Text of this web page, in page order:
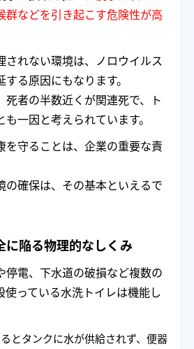
群などを引き起こす危険性が高
されない環境は、ノロウイルス
る原因にもなります。
死者の半数近くが関連死で、ト
一因と考えられています。
を守ることは、企業の重要な責
の確保は、その基本といえるで
に陥る物理的なしくみ
停電、下水道の破損など複数の
使っている水洗トイレは機能し
とタンクに水が供給されず、便器